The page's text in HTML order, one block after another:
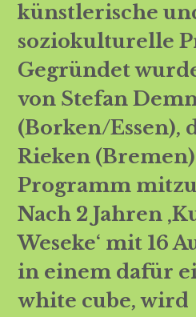
künstlerische
soziokulturelle
Gegründet
von Stefan
(Borken/Essen),
Rieken
Programm
Nach 2 Jahren
Weseke‘ mit 16
in einem dafür
white cube, wird